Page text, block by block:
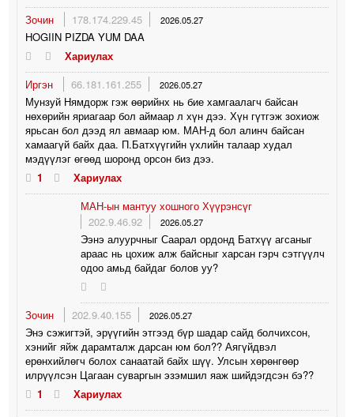
Зочин
178.174.229.45 2026.05.27
HOGIIN PIZDA YUM DAA
Хариулах
Иргэн
66.181.161.255 2026.05.27
Мунзуй Нямдорж гэж өөрийнх нь бие хамгаалагч байсан
нөхөрийн яриагаар бол аймаар л хүн дээ. Хүн гүтгэж зохиож
ярьсан бол дээд ял авмаар юм. МАН-д бол алинч байсан
хамаагүй байх даа. П.Батхүүгийн үхлийн талаар худал
мэдүүлэг өгөөд шоронд орсон биз дээ.
1
Хариулах
МАН-ын мантуу хошного Хүүрэнсүг
202.9.46.92
2026.05.27
Ээнэ алуурчныг Саарал ордонд Батхүү агсаныг
араас нь цохиж алж байсныг харсан гэрч сэтгүүлч
одоо амьд байдаг болов уу?
Зочин 202.9.40.155 2026.05.27
Энэ сэжигтэй, эрүүгийн этгээд бүр шадар сайд болчихсон,
хэнийг яйж дарамталж дарсан юм бол?? Аягүйдвэл
ерөнхийлөгч болох санаатай байх шүү. Улсын хөрөнгөөр
илрүүлсэн Цагаан суваргын эзэмшил яаж шийдэгдсэн бэ??
1
Хариулах